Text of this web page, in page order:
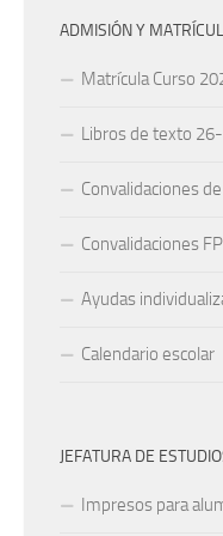
ADMISIÓN Y
Matrícula Curso
Libros de texto
Convalidaciones
Convalidaciones FP
Ayudas
Calendario escolar
JEFATURA DE
Impresos para